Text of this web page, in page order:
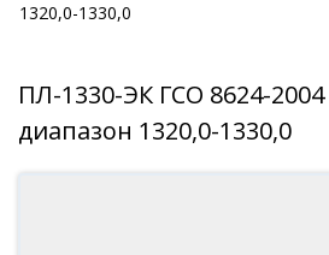
1320,0-1330,0
ПЛ-1330-ЭК ГСО 8624-
диапазон 1320,0-1330,0